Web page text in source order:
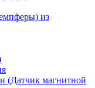
из
(Датчик магнитной